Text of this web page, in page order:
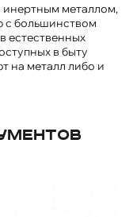
металлом,
с большинством
естественных
в быту
на металл либо и